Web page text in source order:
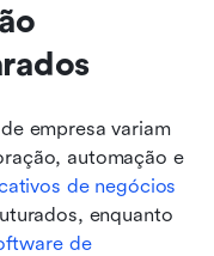
empresa variam
automação e
de negócios
enquanto
de